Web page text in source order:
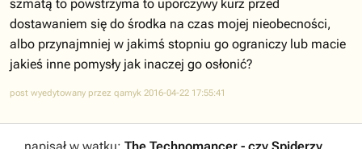
szmatą to powstrzyma to uporczywy kurz przed
dostawaniem się do środka na czas mojej nieobecności,
albo przynajmniej w jakimś stopniu go ograniczy lub macie
jakieś inne pomysły jak inaczej go osłonić?
post wyedytowany przez qamyk 2016-04-22 17:55:41